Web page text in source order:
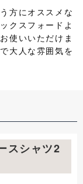
方にオススメな
クスフォードよ
使いいただけま
大人な雰囲気を
スシャツ2